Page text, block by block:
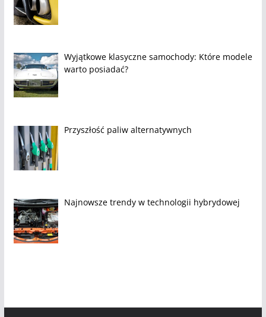
Wyjątkowe klasyczne samochody: Które modele
warto posiadać?
Przyszłość paliw alternatywnych
Najnowsze trendy w technologii hybrydowej